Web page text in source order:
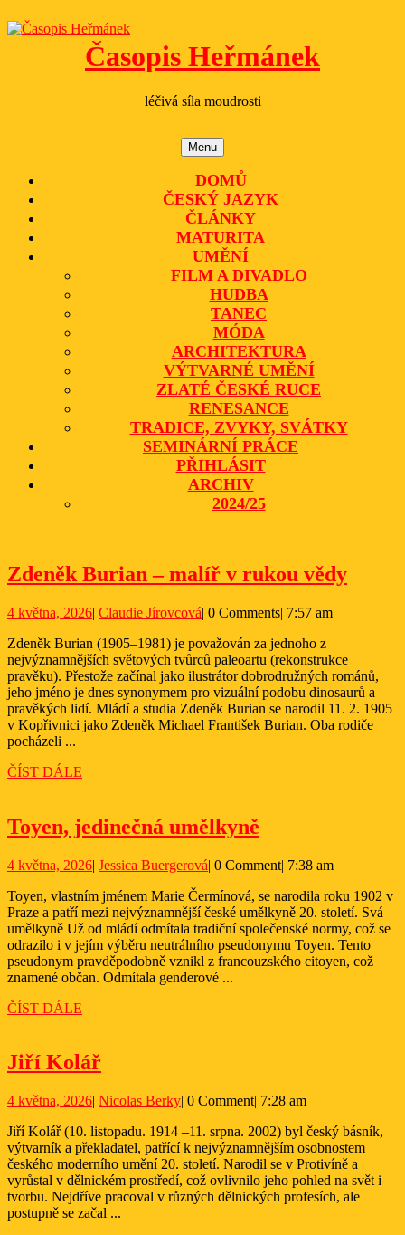
to
Časopis Heřmánek
léčivá síla moudrosti
MenuMenu
DOMŮ
ČESKÝ JAZYK
ČLÁNKY
MATURITA
UMĚNÍ
FILM A DIVADLO
HUDBA
TANEC
MÓDA
ARCHITEKTURA
VÝTVARNÉ UMĚNÍ
ZLATÉ ČESKÉ RUCE
RENESANCE
TRADICE, ZVYKY, SVÁTKY
SEMINÁRNÍ PRÁCE
PŘIHLÁSIT
ARCHIV
2024/25
Zdeněk Burian – malíř v rukou vědy
v
rukou
vědy
4 května, 20264
2026
| Claudie JírovcováClaudie
| 0 Comments| 7:57 am
Zdeněk Burian (1905–1981) je považován za jednoho z
nejvýznamnějších světových tvůrců paleoartu (rekonstrukce
pravěku). Přestože začínal jako ilustrátor dobrodružných románů,
jeho jméno je dnes synonymem pro vizuální podobu dinosaurů a
pravěkých lidí. Mládí a studia Zdeněk Burian se narodil 11. 2. 1905
v Kopřivnici jako Zdeněk Michael František Burian. Oba rodiče
pocházeli ...
ČÍST DÁLE
Toyen, jedinečná umělkyně
umělkyně
4 května, 20264
2026
| Jessica BuergerováJessica
| 0 Comment| 7:38 am
Toyen, vlastním jménem Marie Čermínová, se narodila roku 1902 v
Praze a patří mezi nejvýznamnější české umělkyně 20. století. Svá
umělkyně Už od mládí odmítala tradiční společenské normy, což se
odrazilo i v jejím výběru neutrálního pseudonymu Toyen. Tento
pseudonym pravděpodobně vznikl z francouzského citoyen, což
znamené občan. Odmítala genderové ...
ČÍST DÁLE
Jiří KolářJiří
4 května, 20264
2026
| Nicolas BerkyNicolas
| 0 Comment| 7:28 am
Jiří Kolář (10. listopadu. 1914 –11. srpna. 2002) byl český básník,
výtvarník a překladatel, patřící k nejvýznamnějším osobnostem
českého moderního umění 20. století. Narodil se v Protivíně a
vyrůstal v dělnickém prostředí, což ovlivnilo jeho pohled na svět i
tvorbu. Nejdříve pracoval v různých dělnických profesích, ale
postupně se začal ...